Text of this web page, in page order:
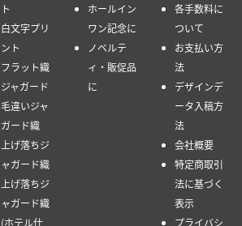
ト
白文字プリ
ント
フラット織
ジャガード
毛違いジャ
ガード織
上げ落ちジ
ャガード織
上げ落ちジ
ャガード織
(ホテル仕
ホールイン
ワン記念に
ノベルテ
ィ・販促品
に
各手数料に
ついて
お支払い方
法
デザインデ
ータ入稿方
法
会社概要
特定商取引
法に基づく
表示
プライバシ